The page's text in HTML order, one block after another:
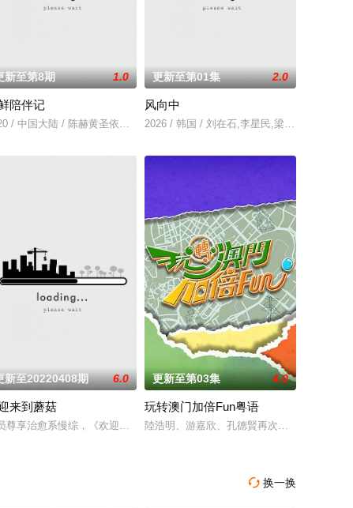
一起，品鉴家乡招牌菜，为各
輕鬆自然的氛圍作出交流，不僅分享音樂背後的故事，同時重新
合唱主题曲《我最闪亮》
新至第8期 1.0
陪伴记
/ 中国大陆 / 陈赫黄圣依孙艺洲刘璇
更新至第01集 2.0
风向中
2026 / 韩国 / 刘在石,李星民,梁世灿,池石镇
训练、有氧、爆发力与协调性的体能挑战！
彩英
新至20220408期 6.0
来到蘑菇
尊享治愈系慢综，《欢迎来到蘑菇屋》发起共享蘑菇屋的概念，开放《向
更新至第03集 4.0
玩转澳门加倍Fun粤语
陸浩明、游嘉欣、孔德賢再次聚首澳門，聯
 换一换